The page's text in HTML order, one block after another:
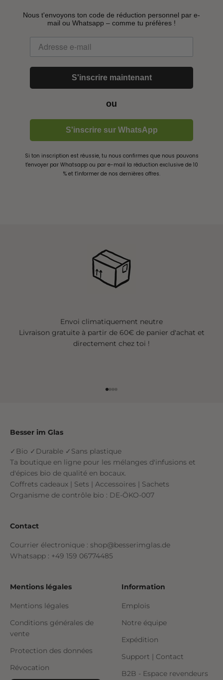
Nous t'envoyons ton code de réduction personnel par e-
mail ou Whatsapp – comme tu préfères !
S'inscrire maintenant
ou
S'inscrire sur WhatsApp
Si ton inscription est réussie, tu nous confirmes que nous pouvons
t'envoyer par Whatsapp ou par e-mail la réduction exclusive de 10
% et t'informer de nos dernières offres.
Envoi climatiquement neutre
Livraison gratuite à partir de 60€ de panier d'achat et
directement chez toi !
Besser im Glas
✓Bio ✓Durable ✓Sans plastique
Ta boutique en ligne pour les mélanges d'infusions et
d'épices bio de qualité en bocaux.
Coffrets cadeaux | Sets | Accessoires | Sachets
Organisme de contrôle bio : DE-ÖKO-007
Contact
Courrier électronique : shop@besserimglas.de
Whatsapp : +49 159 06774485
Mentions légales
Mentions légales
Conditions générales de
vente
Protection des données
Révocation
Information
Emplois
Notre équipe
Expédition
Support | Contact
B2B - Espace revendeurs